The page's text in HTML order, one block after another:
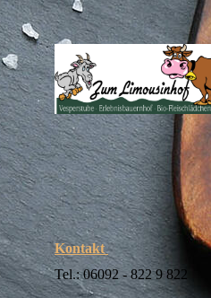
Kontakt
Tel.: 06092 - 822 9 822